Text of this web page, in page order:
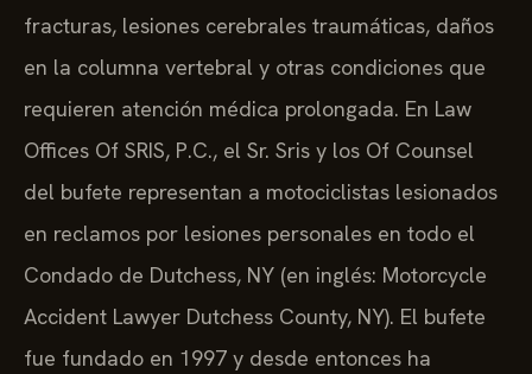
fracturas, lesiones cerebrales traumáticas, daños
en la columna vertebral y otras condiciones que
requieren atención médica prolongada. En Law
Offices Of SRIS, P.C., el Sr. Sris y los Of Counsel
del bufete representan a motociclistas lesionados
en reclamos por lesiones personales en todo el
Condado de Dutchess, NY (en inglés: Motorcycle
Accident Lawyer Dutchess County, NY). El bufete
fue fundado en 1997 y desde entonces ha